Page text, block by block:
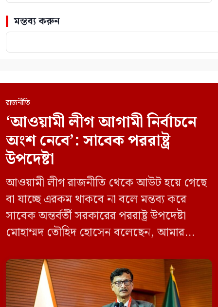
মন্তব্য করুন
রাজনীতি
‘আওয়ামী লীগ আগামী নির্বাচনে
অংশ নেবে’: সাবেক পররাষ্ট্র
উপদেষ্টা
আওয়ামী লীগ রাজনীতি থেকে আউট হয়ে গেছে
বা যাচ্ছে এরকম থাকবে না বলে মন্তব্য করে
সাবেক অন্তর্বর্তী সরকারের পররাষ্ট্র উপদেষ্টা
মোহাম্মদ তৌহিদ হোসেন বলেছেন, আমার
নির্বাচনে অংশ নেবে। সম্প্রতি দেশের একটি
বেসরকারি টেলিভিশনে দেয়া সাক্ষাৎকারে তিনি
এসব কথা বলেন। আওয়ামী লীগ সরকারের সময়